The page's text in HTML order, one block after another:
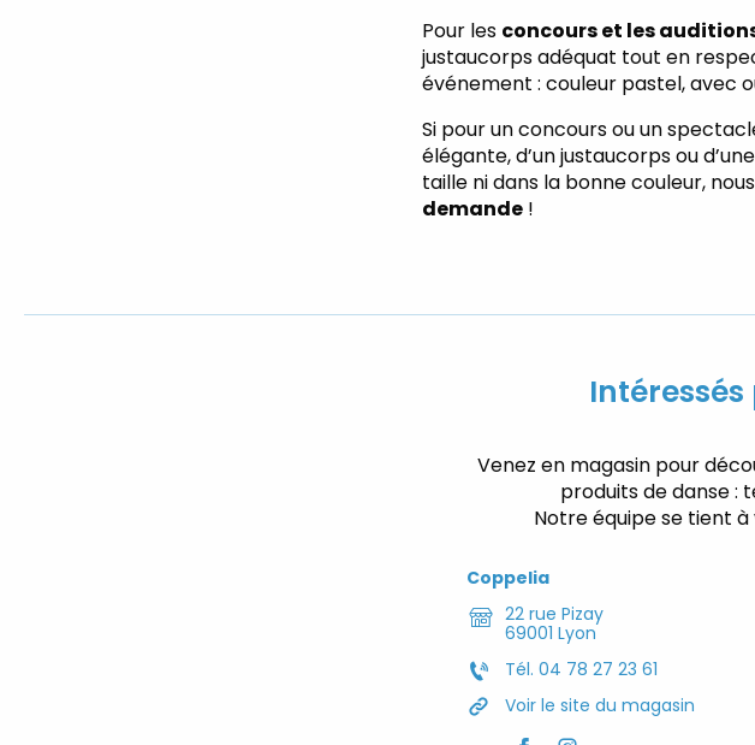
Pour les concours et les
justaucorps adéquat tout en
événement : couleur pastel, avec
Si pour un concours ou un
élégante, d’un justaucorps ou
taille ni dans la bonne couleur,
demande !
Venez en magasin pour
produits de danse :
Notre équipe se tient
Coppelia
22 rue Pizay
69001 Lyon
Tél. 04 78 27 23 61
Voir le site du magasin